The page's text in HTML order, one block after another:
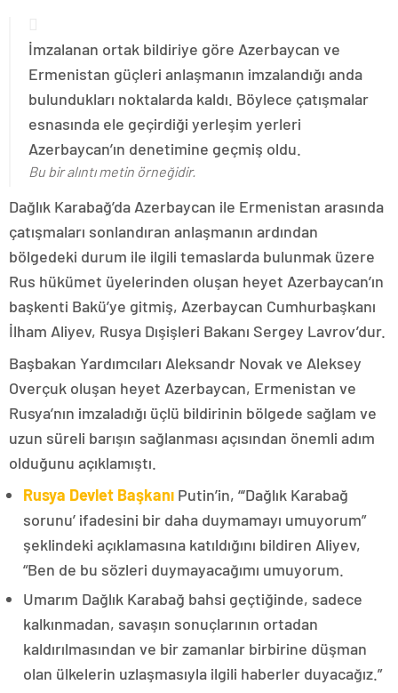
İmzalanan ortak bildiriye göre Azerbaycan ve
Ermenistan güçleri anlaşmanın imzalandığı anda
bulundukları noktalarda kaldı. Böylece çatışmalar
esnasında ele geçirdiği yerleşim yerleri
Azerbaycan’ın denetimine geçmiş oldu.
Bu bir alıntı metin örneğidir.
Dağlık Karabağ’da Azerbaycan ile Ermenistan arasında
çatışmaları sonlandıran anlaşmanın ardından
bölgedeki durum ile ilgili temaslarda bulunmak üzere
Rus hükümet üyelerinden oluşan heyet Azerbaycan’ın
başkenti Bakü’ye gitmiş, Azerbaycan Cumhurbaşkanı
İlham Aliyev, Rusya Dışişleri Bakanı Sergey Lavrov’dur.
Başbakan Yardımcıları Aleksandr Novak ve Aleksey
Overçuk oluşan heyet Azerbaycan, Ermenistan ve
Rusya’nın imzaladığı üçlü bildirinin bölgede sağlam ve
uzun süreli barışın sağlanması açısından önemli adım
olduğunu açıklamıştı.
Rusya Devlet Başkanı Putin’in, “‘Dağlık Karabağ
sorunu’ ifadesini bir daha duymamayı umuyorum”
şeklindeki açıklamasına katıldığını bildiren Aliyev,
“Ben de bu sözleri duymayacağımı umuyorum.
Umarım Dağlık Karabağ bahsi geçtiğinde, sadece
kalkınmadan, savaşın sonuçlarının ortadan
kaldırılmasından ve bir zamanlar birbirine düşman
olan ülkelerin uzlaşmasıyla ilgili haberler duyacağız.”